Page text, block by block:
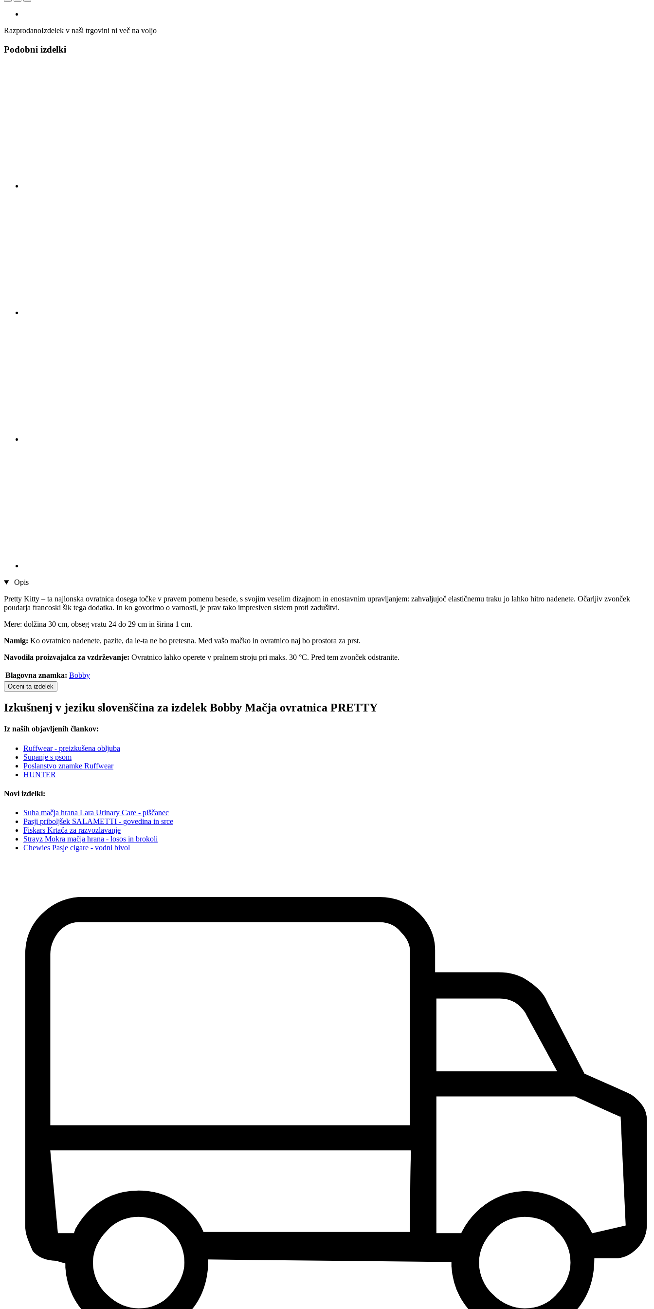
RazprodanoIzdelek v naši trgovini ni več na voljo
Podobni izdelki
Opis
Pretty Kitty – ta najlonska ovratnica dosega točke v pravem pomenu besede, s svojim veselim dizajnom in enostavnim upravljanjem: zahvaljujoč elastičnemu traku jo lahko hitro nadenete. Očarljiv zvonček
poudarja francoski šik tega dodatka. In ko govorimo o varnosti, je prav tako impresiven sistem proti zadušitvi.
Mere: dolžina 30 cm, obseg vratu 24 do 29 cm in širina 1 cm.
Namig: Ko ovratnico nadenete, pazite, da le-ta ne bo pretesna. Med vašo mačko in ovratnico naj bo prostora za prst.
Navodila proizvajalca za vzdrževanje: Ovratnico lahko operete v pralnem stroju pri maks. 30 °C. Pred tem zvonček odstranite.
Blagovna znamka: Bobby
Oceni ta izdelek
Izkušnenj v jeziku slovenščina za izdelek Bobby Mačja ovratnica PRETTY
Iz naših objavljenih člankov:
Ruffwear - preizkušena obljuba
Supanje s psom
Poslanstvo znamke Ruffwear
HUNTER
Novi izdelki:
Suha mačja hrana Lara Urinary Care - piščanec
Pasji priboljšek SALAMETTI - govedina in srce
Fiskars Krtača za razvozlavanje
Strayz Mokra mačja hrana - losos in brokoli
Chewies Pasje cigare - vodni bivol